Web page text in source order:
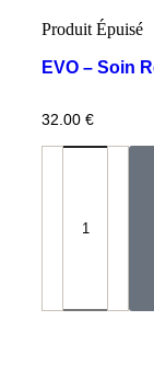
Produit Épuisé
EVO – Soin
32.00 €